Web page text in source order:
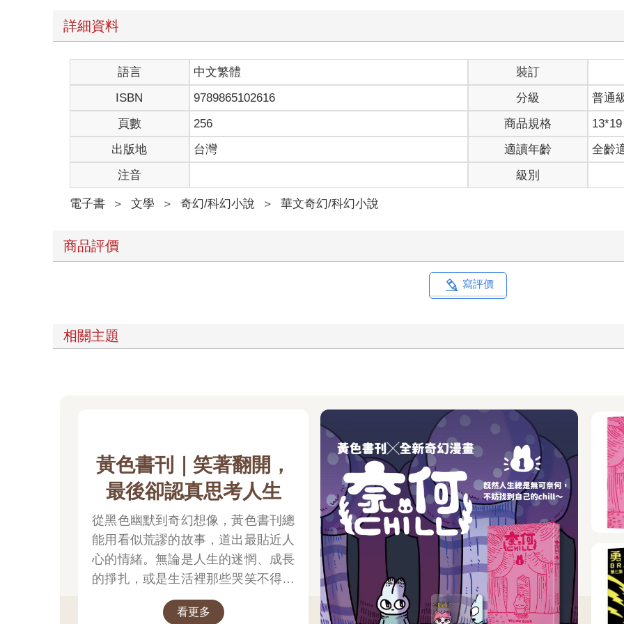
詳細資料
語言 中文繁體
裝訂
ISBN
9789865102616 分級
普通
頁數
256 商品規格
13*19
出版地
台灣 適讀年齡
全齡
注音
級別
電子書 ＞ 文學 ＞ 奇幻/科幻小說 ＞ 華文奇幻/科幻小說
商品評價
寫評價
相關主題
黃色書刊｜笑著翻開，
最後卻認真思考人生
從黑色幽默到奇幻想像，黃色書刊總
能用看似荒謬的故事，道出最貼近人
心的情緒。無論是人生的迷惘、成長
的掙扎，或是生活裡那些哭笑不得的
瞬間，都在他的筆下化成令人會心一
笑、又忍不住深思的作品。最新長篇
看更多